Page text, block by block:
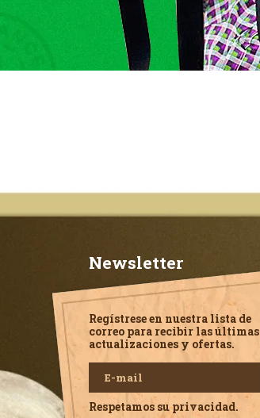
Newsletter
Regístrese en nuestra lista de
correo para recibir las últimas
actualizaciones y ofertas.
Respetamos su privacidad.